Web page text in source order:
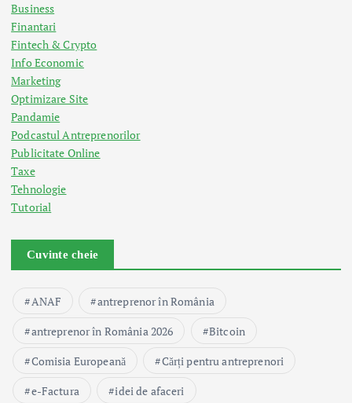
Business
Finantari
Fintech & Crypto
Info Economic
Marketing
Optimizare Site
Pandamie
Podcastul Antreprenorilor
Publicitate Online
Taxe
Tehnologie
Tutorial
Cuvinte cheie
ANAF
antreprenor în România
antreprenor în România 2026
Bitcoin
Comisia Europeană
Cărți pentru antreprenori
e-Factura
idei de afaceri